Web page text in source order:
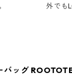
外でも
バッグ